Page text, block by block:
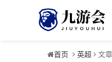
首页 英超 文